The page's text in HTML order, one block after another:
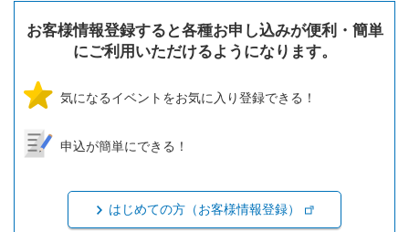
お客様情報登録すると各種お申し込みが便利・簡単
にご利用いただけるようになります。
気になるイベントをお気に入り登録できる！
申込が簡単にできる！
はじめての方（お客様情報登録）